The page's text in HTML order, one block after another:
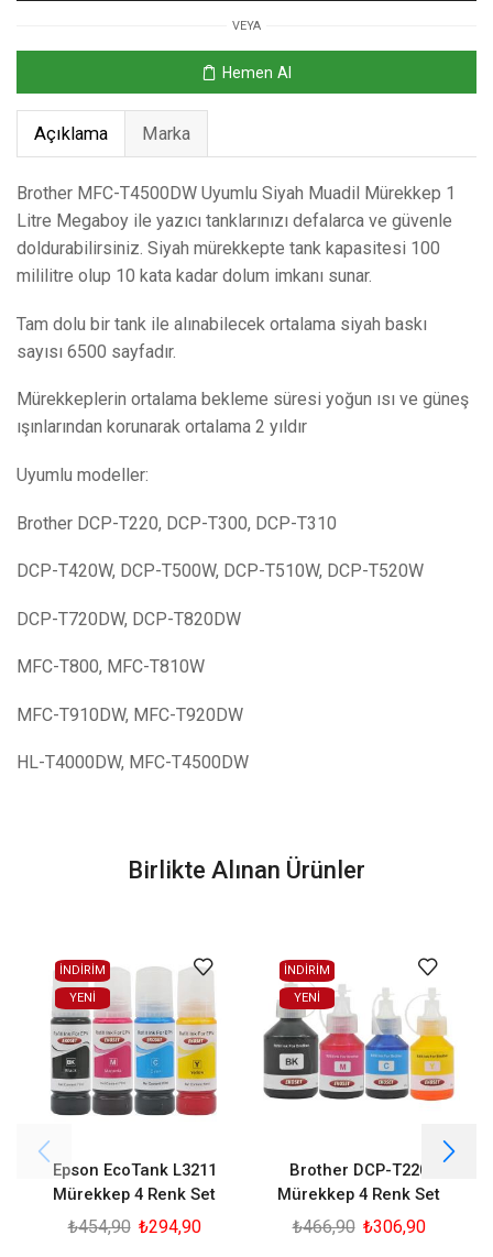
VEYA
Hemen Al
Açıklama Marka
Brother MFC-T4500DW Uyumlu Siyah Muadil Mürekkep 1
Litre Megaboy ile yazıcı tanklarınızı defalarca ve güvenle
doldurabilirsiniz. Siyah mürekkepte tank kapasitesi 100
mililitre olup 10 kata kadar dolum imkanı sunar.
Tam dolu bir tank ile alınabilecek ortalama siyah baskı
sayısı 6500 sayfadır.
Mürekkeplerin ortalama bekleme süresi yoğun ısı ve güneş
ışınlarından korunarak ortalama 2 yıldır
Uyumlu modeller:
Brother DCP-T220, DCP-T300, DCP-T310
DCP-T420W, DCP-T500W, DCP-T510W, DCP-T520W
DCP-T720DW, DCP-T820DW
MFC-T800, MFC-T810W
MFC-T910DW, MFC-T920DW
HL-T4000DW, MFC-T4500DW
Birlikte Alınan Ürünler
İNDİRİM
YENI
Epson EcoTank L3211
Mürekkep 4 Renk Set
₺454,90 ₺294,90
İNDİRİM
YENI
Brother DCP-T220
Mürekkep 4 Renk Set
₺466,90 ₺306,90